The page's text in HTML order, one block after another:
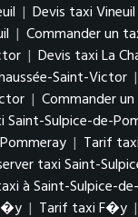
| Devis taxi Vineuil
| Commander un
| Devis taxi La
Saint-Victor |
| Commander
Saint-Sulpice-de-
| Tarif
taxi Saint-
à Saint-Sulpice-
| Tarif taxi F�y |